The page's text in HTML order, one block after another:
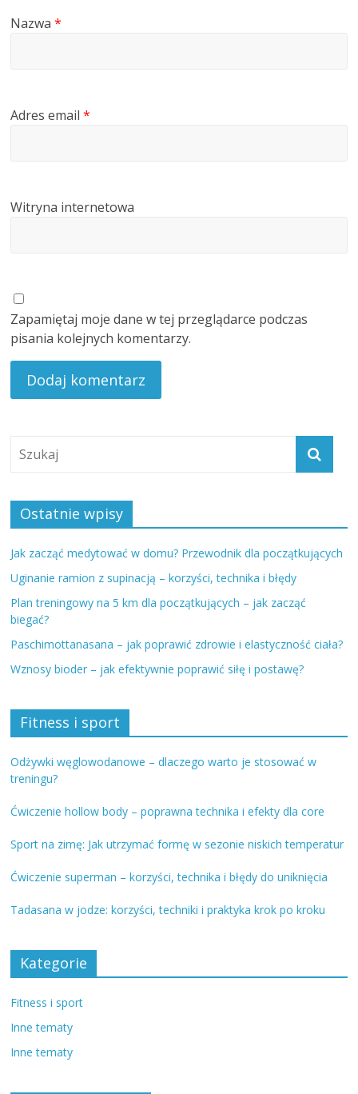
Nazwa*
Adres email*
Witryna internetowa
Zapamiętaj moje dane w tej przeglądarce podczas
pisania kolejnych komentarzy.
Ostatnie wpisy
Jak zacząć medytować w domu? Przewodnik dla początkujących
Uginanie ramion z supinacją – korzyści, technika i błędy
Plan treningowy na 5 km dla początkujących – jak zacząć
biegać?
Paschimottanasana – jak poprawić zdrowie i elastyczność ciała?
Wznosy bioder – jak efektywnie poprawić siłę i postawę?
Fitness i sport
Odżywki węglowodanowe – dlaczego warto je stosować w
treningu?
Ćwiczenie hollow body – poprawna technika i efekty dla core
Sport na zimę: Jak utrzymać formę w sezonie niskich temperatur
Ćwiczenie superman – korzyści, technika i błędy do uniknięcia
Tadasana w jodze: korzyści, techniki i praktyka krok po kroku
Kategorie
Fitness i sport
Inne tematy
Inne tematy